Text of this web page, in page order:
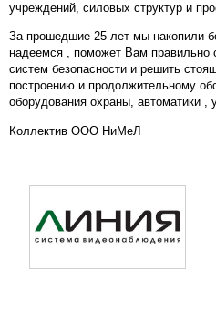
учреждений, силовых структур и
За прошедшие 25 лет мы накопили
надеемся , поможет Вам правильно
систем безопасности и решить
построению и продолжительному
оборудования охраны, автоматики ,
Коллектив ООО НиМеЛ